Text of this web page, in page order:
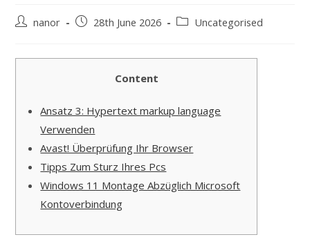
nanor 28th June 2026 Uncategorised
Content
Ansatz 3: Hypertext markup language
Verwenden
Avast! Überprüfung Ihr Browser
Tipps Zum Sturz Ihres Pcs
Windows 11 Montage Abzüglich Microsoft
Kontoverbindung